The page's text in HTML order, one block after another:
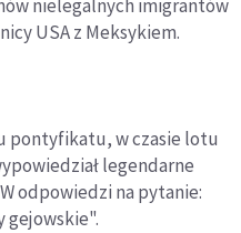
nielegalnych imigrantów
USA z Meksykiem.
pontyfikatu, w czasie lotu
legendarne
odpowiedzi na pytanie:
gejowskie".